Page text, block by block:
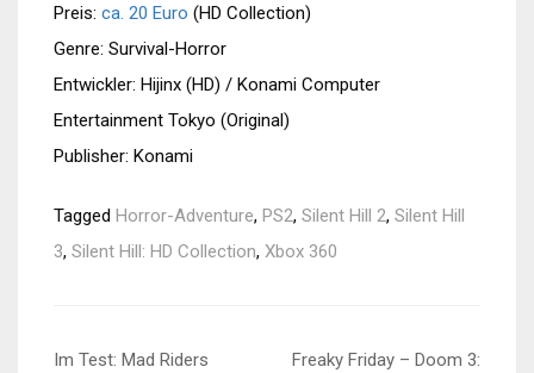
Preis: ca. 20 Euro (HD Collection)
Genre: Survival-Horror
Entwickler: Hijinx (HD) / Konami Computer
Entertainment Tokyo (Original)
Publisher: Konami
Tagged Horror-Adventure, PS2, Silent Hill 2, Silent Hill
3, Silent Hill: HD Collection, Xbox 360
Beitragsnavigation
Im Test: Mad Riders
Freaky Friday – Doom 3: